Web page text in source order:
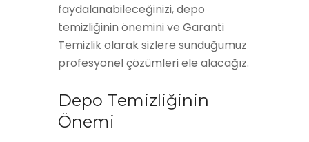
faydalanabileceğinizi, depo
temizliğinin önemini ve Garanti
Temizlik olarak sizlere sunduğumuz
profesyonel çözümleri ele alacağız.
Depo Temizliğinin
Önemi